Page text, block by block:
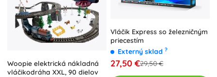
Woopie elektrická nákladná
vláčikodráha XXL, 90 dielov
Vláčik Express so železničným
priecestím
Externý sklad ?
27,50 €29,50 €